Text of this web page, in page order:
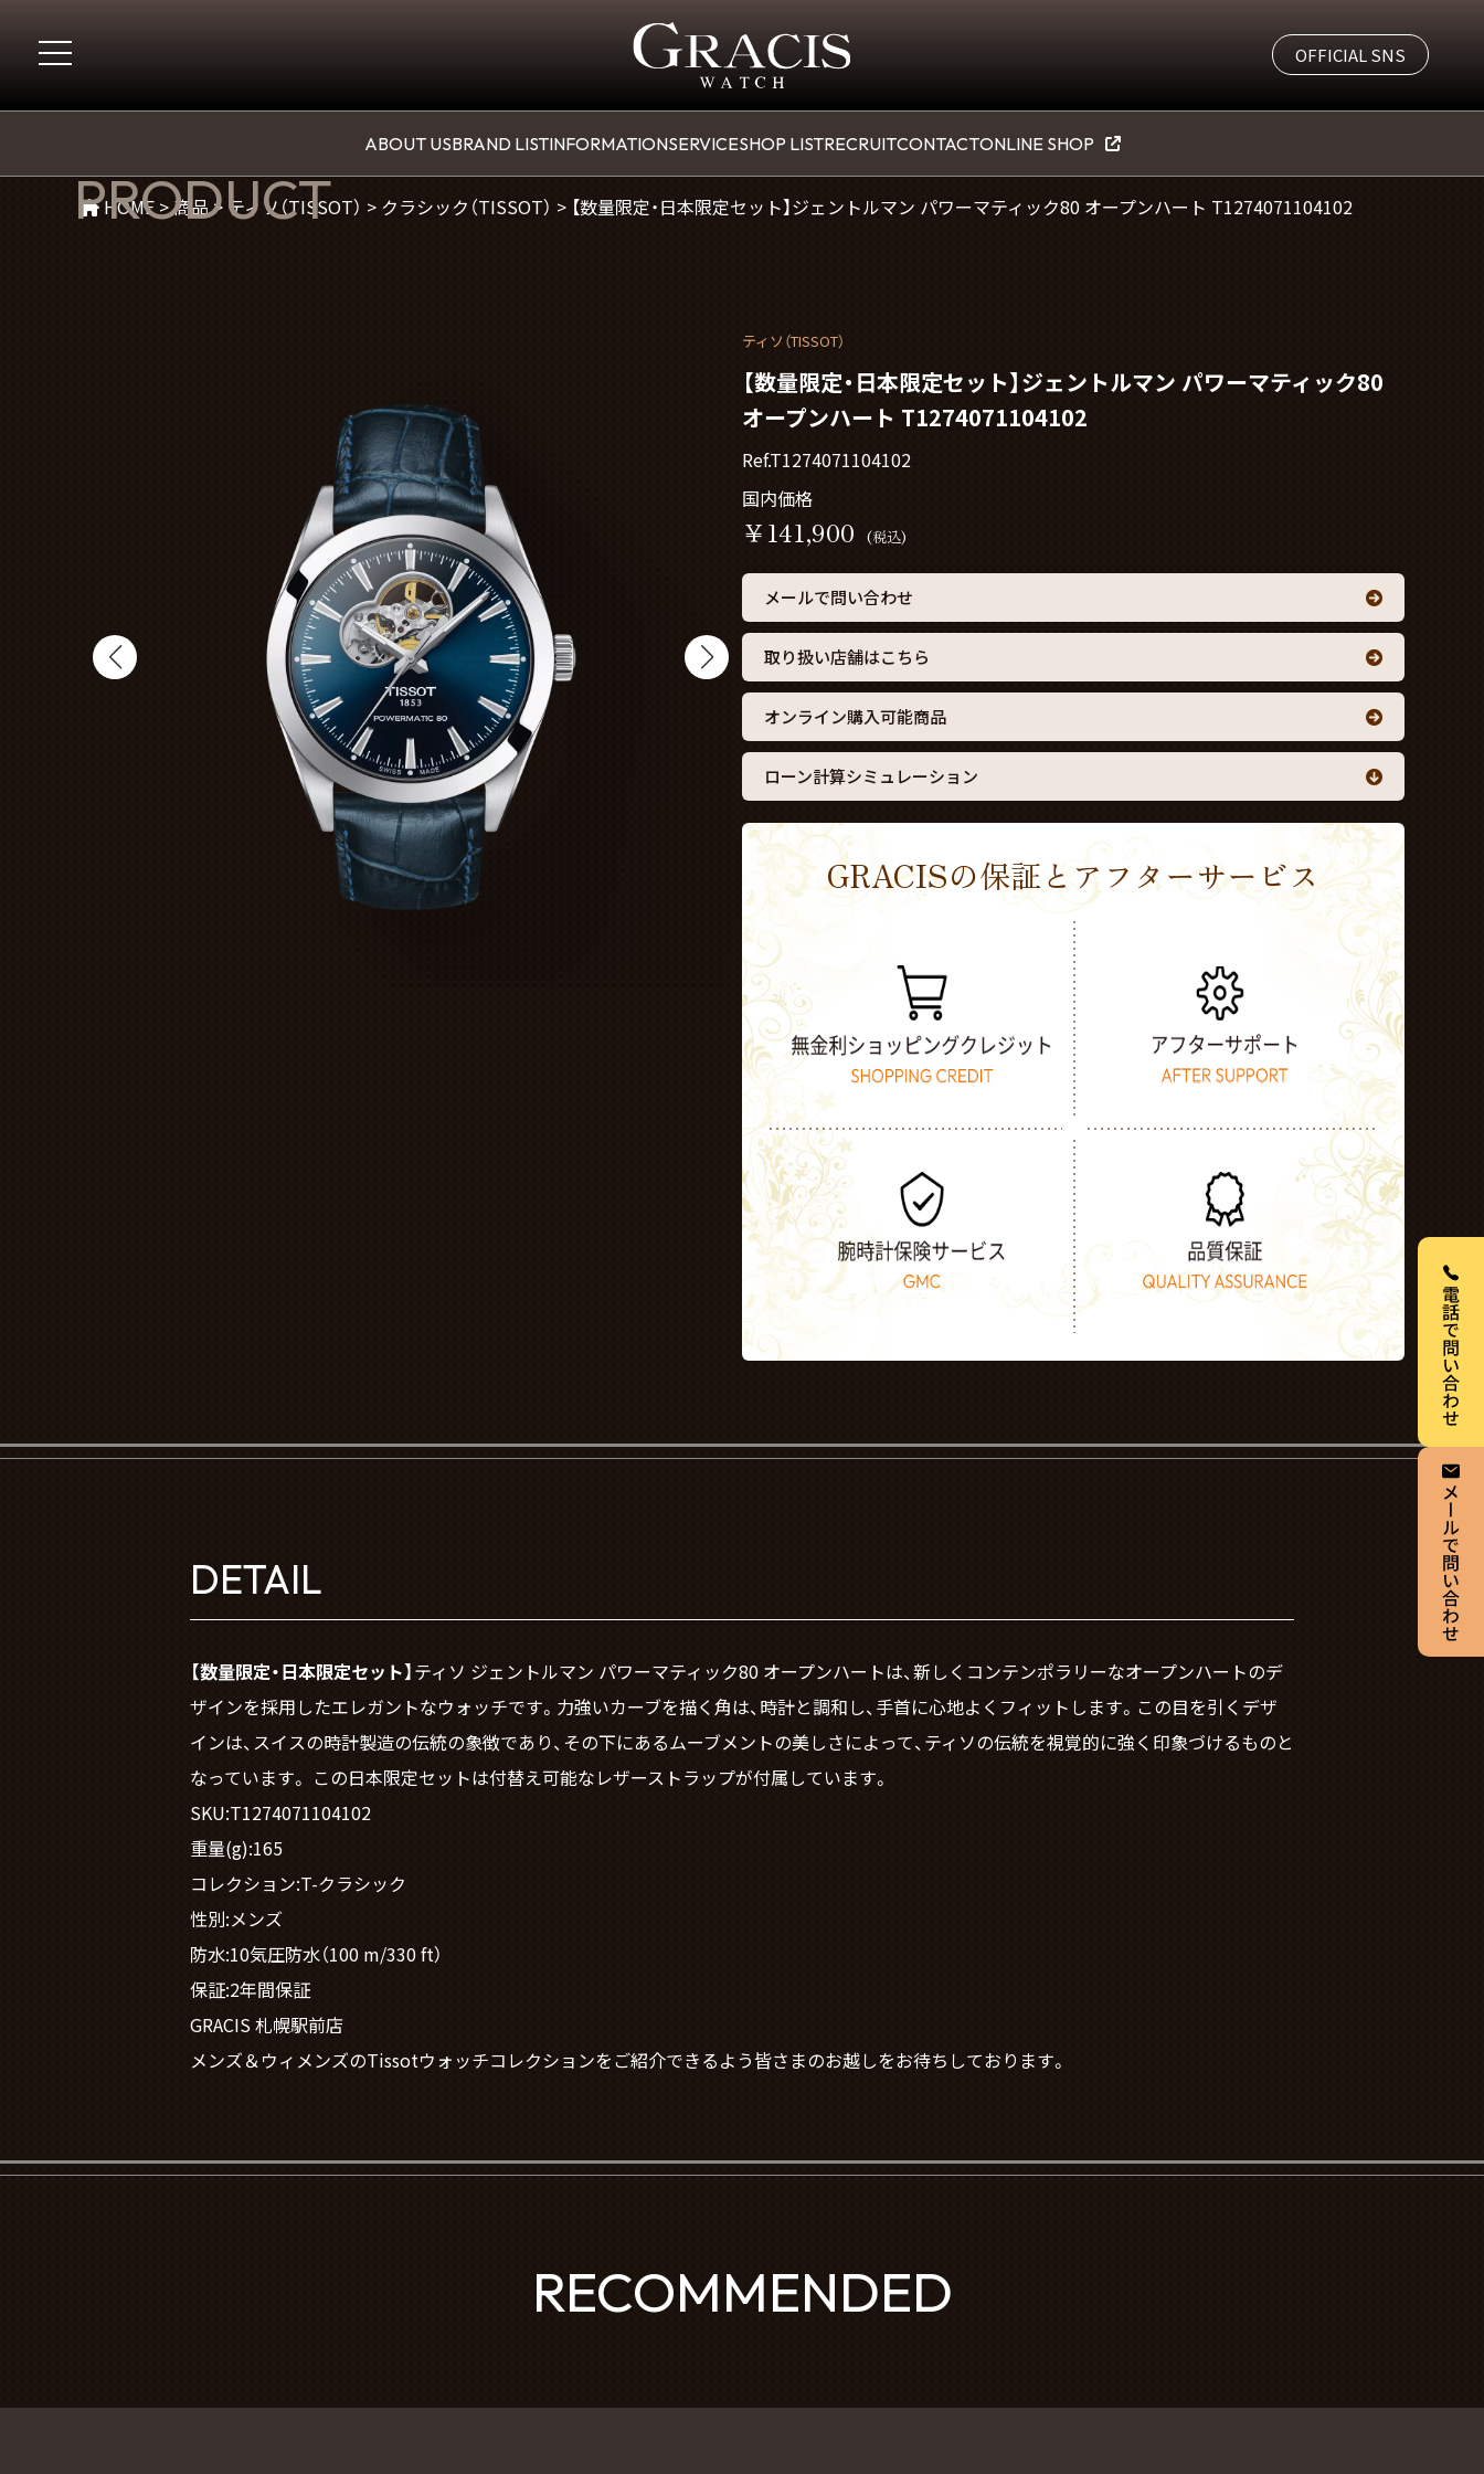
OFFICIAL SNS
ABOUT USBRAND LISTINFORMATIONSERVICESHOP LISTRECRUITCONTACTONLINE SHOP
PRODUCT
HOME>商品> ティソ（TISSOT） > クラシック（TISSOT） > 【数量限定・日本限定セット】ジェントルマン パワーマティック80 オープンハート T1274071104102
ティソ（TISSOT）
【数量限定・日本限定セット】ジェントルマン パワーマティック80
オープンハート T1274071104102
Ref.T1274071104102
国内価格
￥141,900 (税込)
メールで問い合わせ
取り扱い店舗はこちら
オンライン購入可能商品
ローン計算シミュレーション
GRACISの保証とアフターサービス
DETAIL
【数量限定・日本限定セット】ティソ ジェントルマン パワーマティック80 オープンハートは、新しくコンテンポラリーなオープンハートのデ
ザインを採用したエレガントなウォッチです。力強いカーブを描く角は、時計と調和し、手首に心地よくフィットします。この目を引くデザ
インは、スイスの時計製造の伝統の象徴であり、その下にあるムーブメントの美しさによって、ティソの伝統を視覚的に強く印象づけるものと
なっています。 この日本限定セットは付替え可能なレザーストラップが付属しています。
SKU:T1274071104102
重量(g):165
コレクション:T-クラシック
性別:メンズ
防水:10気圧防水（100 m/330 ft）
保証:2年間保証
GRACIS 札幌駅前店
メンズ＆ウィメンズのTissotウォッチコレクションをご紹介できるよう皆さまのお越しをお待ちしております。
RECOMMENDED